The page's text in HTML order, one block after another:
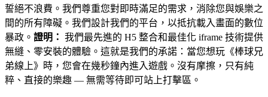
誓絕不浪費。我們尊重您對即時滿足的需求，消除您與娛樂之
間的所有障礙。我們設計我們的平台，以抵抗載入畫面的數位
暴政。 證明： 我們最先進的 H5 整合和最佳化 iframe 技術提供
無縫、零安裝的體驗。這就是我們的承諾：當您想玩《棒球兄
弟線上》時，您會在幾秒鐘內進入遊戲。沒有摩擦，只有純
粹、直接的樂趣 — 無需等待即可站上打擊區。